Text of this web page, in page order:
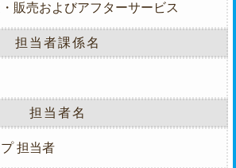
販売およびアフターサービス
担当者課係名
担当者名
担当者